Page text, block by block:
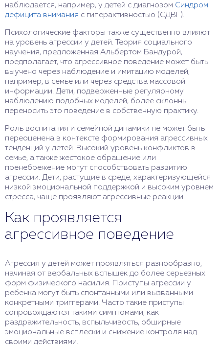
наблюдается, например, у детей с диагнозом Синдром
дефицита внимания с гиперактивностью (СДВГ).
Психологические факторы также существенно влияют
на уровень агрессии у детей. Теория социального
научения, предложенная Альбертом Бандурой,
предполагает, что агрессивное поведение может быть
выучено через наблюдение и имитацию моделей,
например, в семье или через средства массовой
информации. Дети, подверженные регулярному
наблюдению подобных моделей, более склонны
переносить это поведение в собственную практику.
Роль воспитания и семейной динамики не может быть
переоценена в контексте формирования агрессивных
тенденций у детей. Высокий уровень конфликтов в
семье, а также жестокое обращение или
пренебрежение могут способствовать развитию
агрессии. Дети, растущие в среде, характеризующейся
низкой эмоциональной поддержкой и высоким уровнем
стресса, чаще проявляют агрессивные реакции.
Как проявляется
агрессивное поведение
Агрессия у детей может проявляться разнообразно,
начиная от вербальных вспышек до более серьезных
форм физического насилия. Приступы агрессии у
ребенка могут быть спонтанными или вызванными
конкретными триггерами. Часто такие приступы
сопровождаются такими симптомами, как
раздражительность, вспыльчивость, обширные
эмоциональные всплески и снижение контроля над
своими действиями.